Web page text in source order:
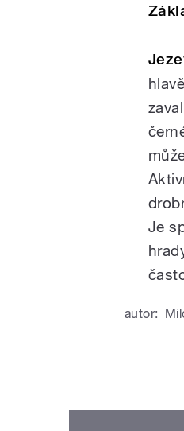
Je
autor: